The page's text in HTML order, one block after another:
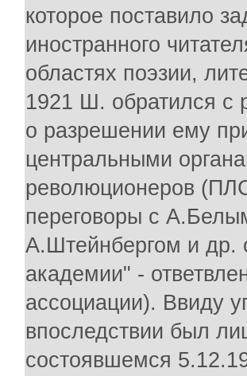
которое поставило
иностранного
областях поэзии,
1921 Ш. обратился с
о разрешении ему
центральными
революционеров
переговоры с
А.Штейнбергом и др.
академии" -
ассоциации). Ввиду
впоследствии был
состоявшемся